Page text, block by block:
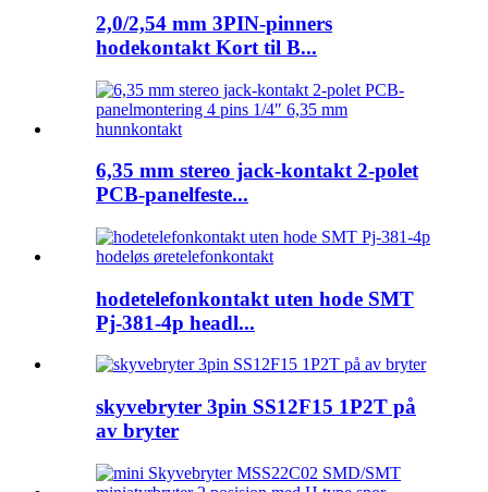
2,0/2,54 mm 3PIN-pinners
hodekontakt Kort til B...
6,35 mm stereo jack-kontakt 2-polet
PCB-panelfeste...
hodetelefonkontakt uten hode SMT
Pj-381-4p headl...
skyvebryter 3pin SS12F15 1P2T på
av bryter